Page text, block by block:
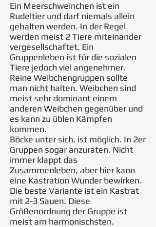
Ein Meerschweinchen ist ein
Rudeltier und darf niemals allein
gehalten werden. In der Regel
werden meist 2 Tiere miteinander
vergesellschaftet. Ein
Gruppenleben ist für die sozialen
Tiere jedoch viel angenehmer.
Reine Weibchengruppen sollte
man nicht halten. Weibchen sind
meist sehr dominant einem
anderen Weibchen gegenüber und
es kann zu üblen Kämpfen
kommen.
Böcke unter sich, ist möglich. In 2er
Gruppen sogar anzuraten. Nicht
immer klappt das
Zusammenleben, aber hier kann
eine Kastration Wunder bewirken.
Die beste Variante ist ein Kastrat
mit 2-3 Sauen. Diese
Größenordnung der Gruppe ist
meist am harmonischsten.